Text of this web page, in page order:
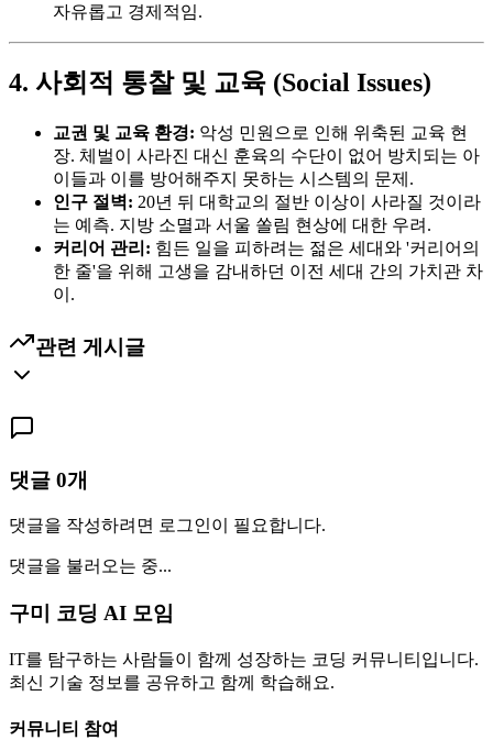
자유롭고 경제적임.
4. 사회적 통찰 및 교육 (Social Issues)
교권 및 교육 환경: 악성 민원으로 인해 위축된 교육 현
장. 체벌이 사라진 대신 훈육의 수단이 없어 방치되는 아
이들과 이를 방어해주지 못하는 시스템의 문제.
인구 절벽: 20년 뒤 대학교의 절반 이상이 사라질 것이라
는 예측. 지방 소멸과 서울 쏠림 현상에 대한 우려.
커리어 관리: 힘든 일을 피하려는 젊은 세대와 '커리어의
한 줄'을 위해 고생을 감내하던 이전 세대 간의 가치관 차
이.
관련 게시글
댓글 0개
댓글을 작성하려면 로그인이 필요합니다.
댓글을 불러오는 중...
구미 코딩 AI 모임
IT를 탐구하는 사람들이 함께 성장하는 코딩 커뮤니티입니다.
최신 기술 정보를 공유하고 함께 학습해요.
커뮤니티 참여